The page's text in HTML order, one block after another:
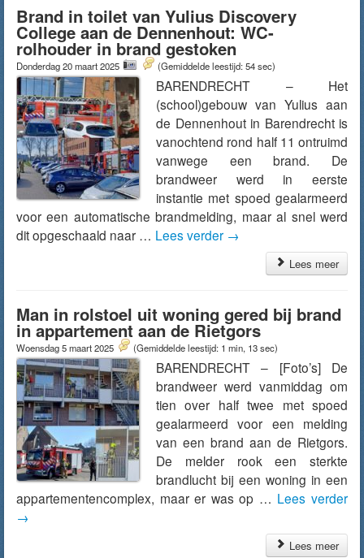
Brand in toilet van Yulius Discovery
College aan de Dennenhout: WC-
rolhouder in brand gestoken
Donderdag 20 maart 2025 (Gemiddelde leestijd: 54 sec)
BARENDRECHT – Het
(school)gebouw van Yulius aan
de Dennenhout in Barendrecht is
vanochtend rond half 11 ontruimd
vanwege een brand. De
brandweer werd in eerste
instantie met spoed gealarmeerd
voor een automatische brandmelding, maar al snel werd
dit opgeschaald naar … Lees verder →
Lees meer
Man in rolstoel uit woning gered bij brand
in appartement aan de Rietgors
Woensdag 5 maart 2025 (Gemiddelde leestijd: 1 min, 13 sec)
BARENDRECHT – [Foto’s] De
brandweer werd vanmiddag om
tien over half twee met spoed
gealarmeerd voor een melding
van een brand aan de Rietgors.
De melder rook een sterkte
brandlucht bij een woning in een
appartementencomplex, maar er was op … Lees verder
→
Lees meer